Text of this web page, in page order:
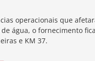
operacionais que
água, o fornecimento
e KM 37.